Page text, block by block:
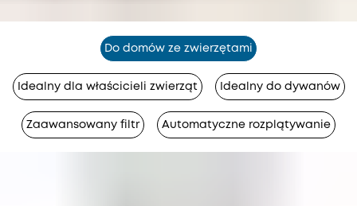
Do domów ze zwierzętami
Idealny dla właścicieli zwierząt Idealny do dywanów
Zaawansowany filtr Automatyczne rozplątywanie